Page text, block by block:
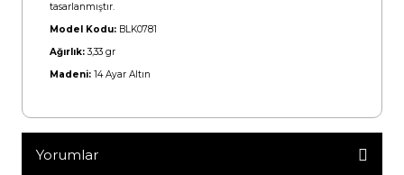
tasarlanmıştır.
Model Kodu: BLK0781
Ağırlık:3,33 gr
Madeni: 14 Ayar Altın
Yorumlar